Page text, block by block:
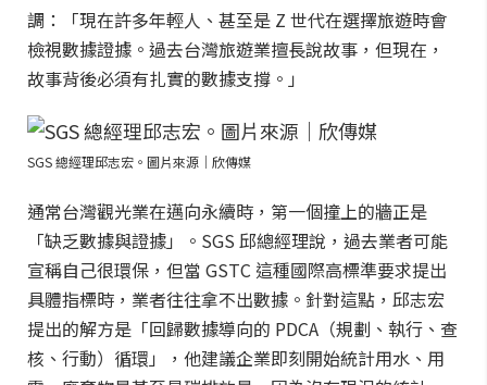
調：「現在許多年輕人、甚至是 Z 世代在選擇旅遊時會
檢視數據證據。過去台灣旅遊業擅長說故事，但現在，
故事背後必須有扎實的數據支撐。」
SGS 總經理邱志宏。圖片來源｜欣傳媒
通常台灣觀光業在邁向永續時，第一個撞上的牆正是
「缺乏數據與證據」。SGS 邱總經理說，過去業者可能
宣稱自己很環保，但當 GSTC 這種國際高標準要求提出
具體指標時，業者往往拿不出數據。針對這點，邱志宏
提出的解方是「回歸數據導向的 PDCA（規劃、執行、查
核、行動）循環」，他建議企業即刻開始統計用水、用